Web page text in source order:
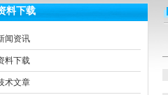
料下载
闻资讯
料下载
术文章